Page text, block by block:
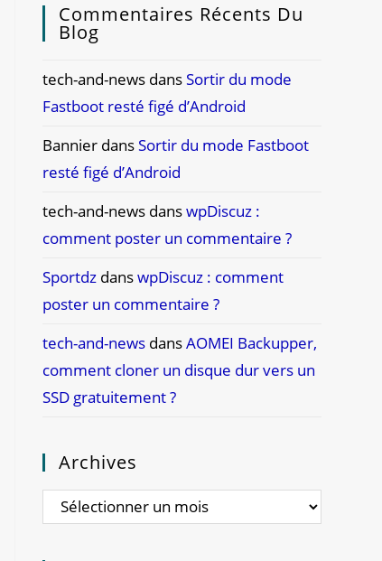
Commentaires Récents Du
Blog
tech-and-news dansSortir du mode
Fastboot resté figé d’Android
Bannier dansSortir du mode Fastboot
resté figé d’Android
tech-and-news danswpDiscuz :
comment poster un commentaire ?
Sportdz danswpDiscuz : comment
poster un commentaire ?
tech-and-news dansAOMEI Backupper,
comment cloner un disque dur vers un
SSD gratuitement ?
Archives